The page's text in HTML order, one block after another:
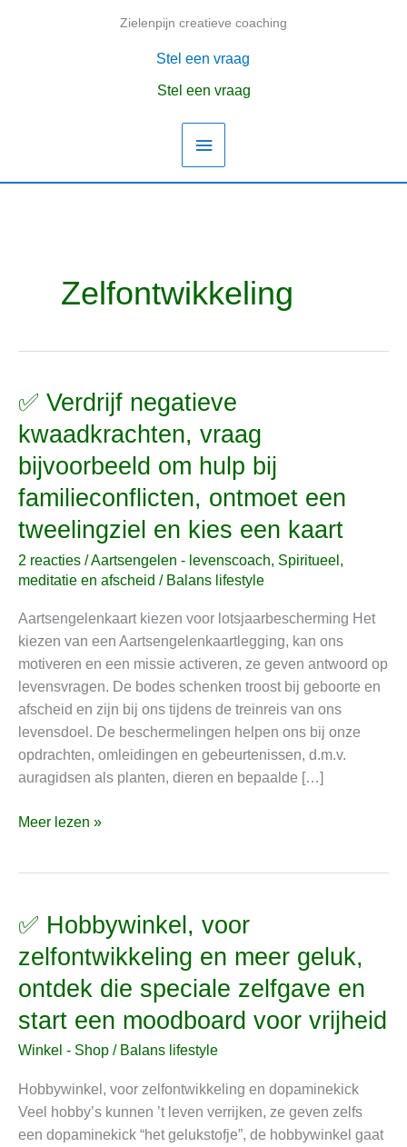
Zielenpijn creatieve coaching
Hoofdmenu
Stel een vraag
Stel een vraag
Zelfontwikkeling
✅ Verdrijf negatieve
kwaadkrachten, vraag
bijvoorbeeld om hulp bij
familieconflicten, ontmoet een
tweelingziel en kies een kaart
2 reacties /Aartsengelen - levenscoach, Spiritueel,
meditatie en afscheid / Balans lifestyle
Aartsengelenkaart kiezen voor lotsjaarbescherming Het
kiezen van een Aartsengelenkaartlegging, kan ons
motiveren en een missie activeren, ze geven antwoord op
levensvragen. De bodes schenken troost bij geboorte en
afscheid en zijn bij ons tijdens de treinreis van ons
levensdoel. De beschermelingen helpen ons bij onze
opdrachten, omleidingen en gebeurtenissen, d.m.v.
auragidsen als planten, dieren en bepaalde […]
✅
negatieve
kwaadkrachten,
vraag
bijvoorbeeld
om
hulp
bij
ontmoet
een
tweelingziel
en
kies
een
kaart
Meer lezen »
✅ Hobbywinkel, voor
zelfontwikkeling en meer geluk,
ontdek die speciale zelfgave en
start een moodboard voor vrijheid
Winkel - Shop / Balans lifestyle
Hobbywinkel, voor zelfontwikkeling en dopaminekick
Veel hobby’s kunnen ’t leven verrijken, ze geven zelfs
een dopaminekick “het gelukstofje”, de hobbywinkel gaat
✅
voor
zelfontwikkeling
en
meer
geluk,